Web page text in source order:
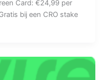
Card: €24,99 per
bij een CRO stake